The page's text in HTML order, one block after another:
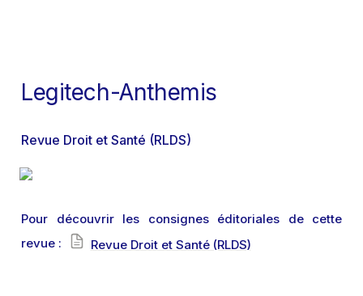
Legitech-Anthemis
Revue Droit et Santé (RLDS)
Pour découvrir les consignes éditoriales de cette
revue :
Revue Droit et Santé (RLDS)